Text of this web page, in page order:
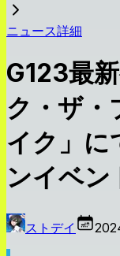
ニュース詳細
G123最
ク・ザ・
イク」に
ンイベン
ストデイ